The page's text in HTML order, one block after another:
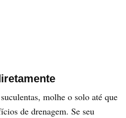
molhe o solo até que
de drenagem. Se seu